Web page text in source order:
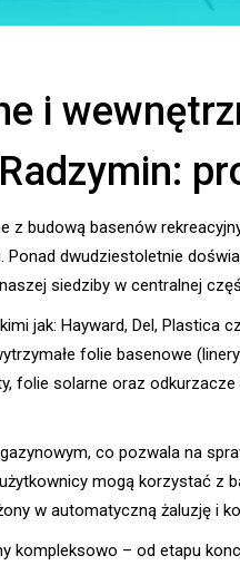
i
Radzymin:
z budową basenów
dwudziestoletnie
siedziby w centralnej
jak: Hayward, Del,
folie basenowe
folie solarne oraz
co pozwala na
mogą korzystać z
w automatyczną żaluzję i
kompleksowo – od etapu